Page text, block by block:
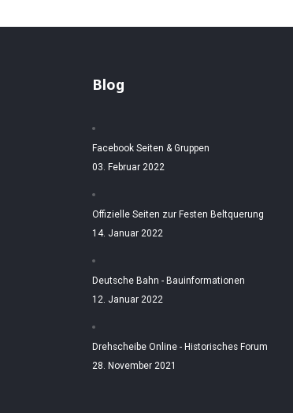
Blog
Facebook Seiten & Gruppen
03. Februar 2022
Offizielle Seiten zur Festen Beltquerung
14. Januar 2022
Deutsche Bahn - Bauinformationen
12. Januar 2022
Drehscheibe Online - Historisches Forum
28. November 2021